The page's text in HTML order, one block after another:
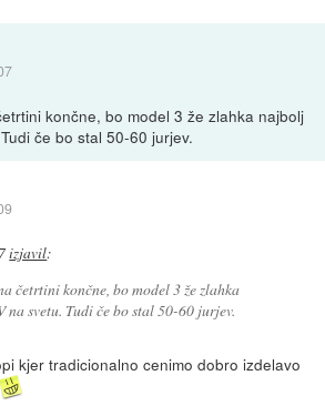
končne, bo model 3 že zlahka najbolj
če bo stal 50-60 jurjev.
izjavil:
četrtini končne, bo model 3 že zlahka
svetu. Tudi če bo stal 50-60 jurjev.
kjer tradicionalno cenimo dobro izdelavo